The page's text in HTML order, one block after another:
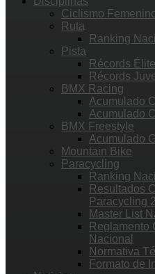
Ciclismo
Ruta
Ranking
Pista
Récords
Récords
BMX Racing
Acumulado
Acumulado
BMX Freestyle
Acumulado
Mountain Bike
Paracycling
Ranking
Resultados
Paracycling
Master List
Reglamento
Nacional
Normativa
Formato de